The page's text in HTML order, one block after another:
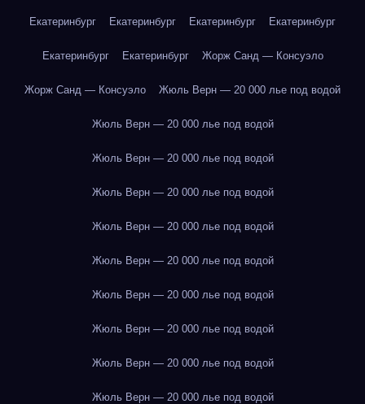
Екатеринбург Екатеринбург Екатеринбург Екатеринбург
Екатеринбург Екатеринбург Жорж Санд — Консуэло
Жорж Санд — Консуэло Жюль Верн — 20 000 лье под водой
Жюль Верн — 20 000 лье под водой
Жюль Верн — 20 000 лье под водой
Жюль Верн — 20 000 лье под водой
Жюль Верн — 20 000 лье под водой
Жюль Верн — 20 000 лье под водой
Жюль Верн — 20 000 лье под водой
Жюль Верн — 20 000 лье под водой
Жюль Верн — 20 000 лье под водой
Жюль Верн — 20 000 лье под водой